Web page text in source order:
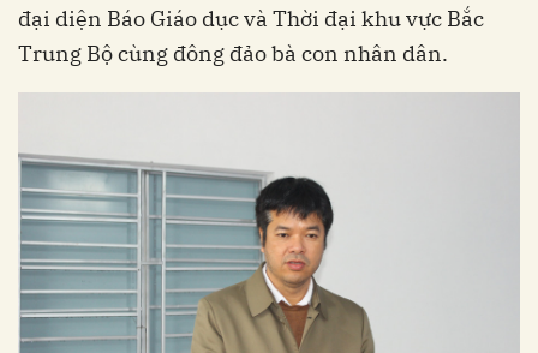
đại diện Báo Giáo dục và Thời đại khu vực Bắc
Trung Bộ cùng đông đảo bà con nhân dân.